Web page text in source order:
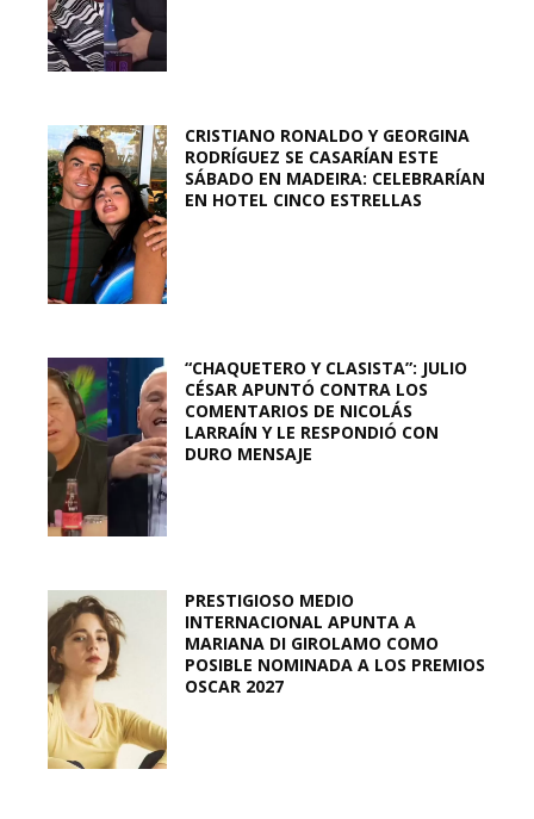
CRISTIANO RONALDO Y GEORGINA
RODRÍGUEZ SE CASARÍAN ESTE
SÁBADO EN MADEIRA: CELEBRARÍAN
EN HOTEL CINCO ESTRELLAS
“CHAQUETERO Y CLASISTA”: JULIO
CÉSAR APUNTÓ CONTRA LOS
COMENTARIOS DE NICOLÁS
LARRAÍN Y LE RESPONDIÓ CON
DURO MENSAJE
PRESTIGIOSO MEDIO
INTERNACIONAL APUNTA A
MARIANA DI GIROLAMO COMO
POSIBLE NOMINADA A LOS PREMIOS
OSCAR 2027